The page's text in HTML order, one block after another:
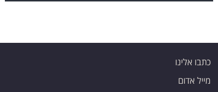
כתבו אלינו
מייל אדום